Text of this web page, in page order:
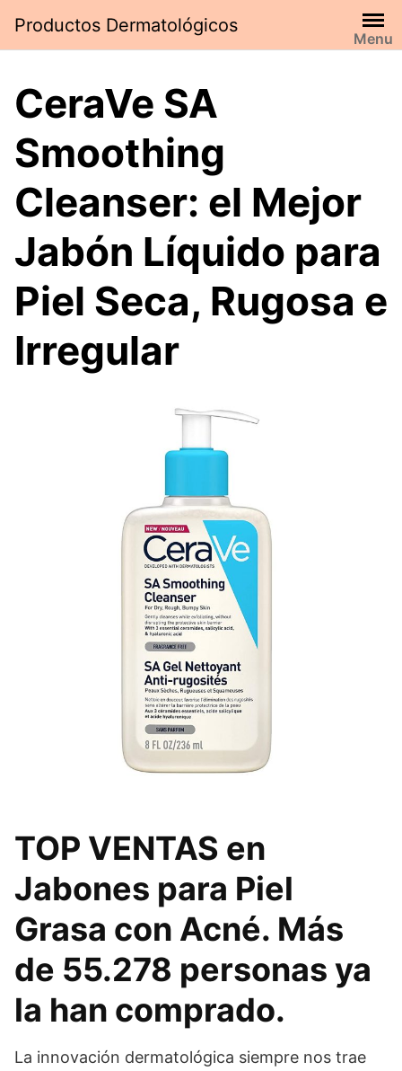
contenido
Productos Dermatológicos
Menu
CeraVe SA
Smoothing
Cleanser: el Mejor
Jabón Líquido para
Piel Seca, Rugosa e
Irregular
TOP VENTAS en
Jabones para Piel
Grasa con Acné. Más
de 55.278 personas ya
la han comprado.
La innovación dermatológica siempre nos trae